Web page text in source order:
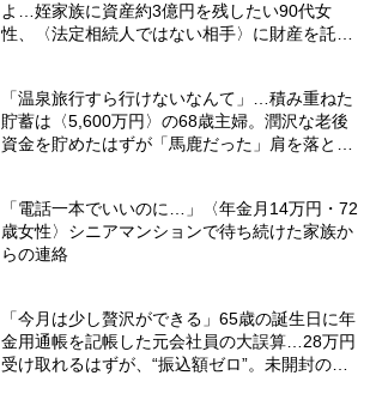
よ…姪家族に資産約3億円を残したい90代女
性、〈法定相続人ではない相手〉に財産を託せ
「温泉旅行すら行けないなんて」…積み重ねた
貯蓄は〈5,600万円〉の68歳主婦。潤沢な老後
資金を貯めたはずが「馬鹿だった」肩を落とす
「電話一本でいいのに…」〈年金月14万円・72
歳女性〉シニアマンションで待ち続けた家族か
らの連絡
「今月は少し贅沢ができる」65歳の誕生日に年
金用通帳を記帳した元会社員の大誤算…28万円
受け取れるはずが、“振込額ゼロ”。未開封の郵